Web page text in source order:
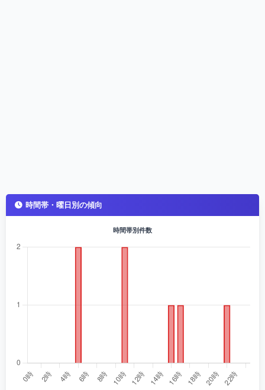
時間帯・曜日別の傾向
時間帯別件数